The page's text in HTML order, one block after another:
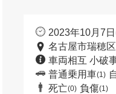
2023年10月7
名古屋市瑞穂
車両相互 小破
普通乗用車(1)
死亡(0) 負傷(1)